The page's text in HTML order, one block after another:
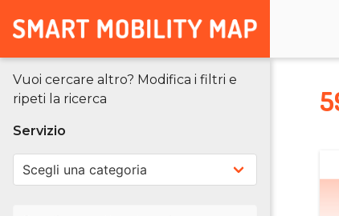
Vuoi cercare altro? Modifica i filtri e
ripeti la ricerca
Servizio